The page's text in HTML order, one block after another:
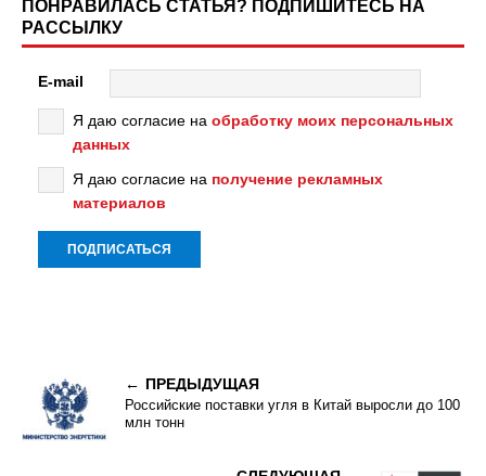
ПОНРАВИЛАСЬ СТАТЬЯ? ПОДПИШИТЕСЬ НА
РАССЫЛКУ
E-mail
Я даю согласие на обработку моих персональных
данных
Я даю согласие на получение рекламных
материалов
ПРЕДЫДУЩАЯ
Российские поставки угля в Китай выросли до 100
млн тонн